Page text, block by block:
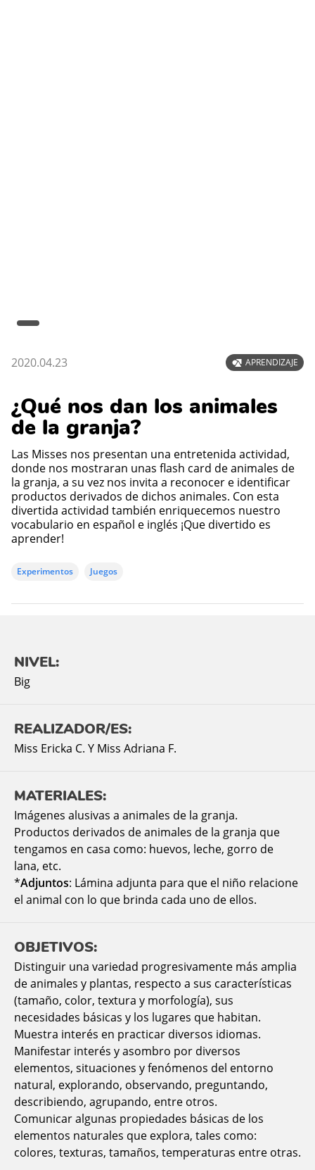
2020.04.23 APRENDIZAJE
¿Qué nos dan los animales
de la granja?
Las Misses nos presentan una entretenida actividad,
donde nos mostraran unas flash card de animales de
la granja, a su vez nos invita a reconocer e identificar
productos derivados de dichos animales. Con esta
divertida actividad también enriquecemos nuestro
vocabulario en español e inglés ¡Que divertido es
aprender!
Experimentos Juegos
NIVEL:
Big
REALIZADOR/ES:
Miss Ericka C. Y Miss Adriana F.
MATERIALES:
Imágenes alusivas a animales de la granja.
Productos derivados de animales de la granja que
tengamos en casa como: huevos, leche, gorro de
lana, etc.
*Adjuntos: Lámina adjunta para que el niño relacione
el animal con lo que brinda cada uno de ellos.
OBJETIVOS:
Distinguir una variedad progresivamente más amplia
de animales y plantas, respecto a sus características
(tamaño, color, textura y morfología), sus
necesidades básicas y los lugares que habitan.
Muestra interés en practicar diversos idiomas.
Manifestar interés y asombro por diversos
elementos, situaciones y fenómenos del entorno
natural, explorando, observando, preguntando,
describiendo, agrupando, entre otros.
Comunicar algunas propiedades básicas de los
elementos naturales que explora, tales como:
colores, texturas, tamaños, temperaturas entre otras.